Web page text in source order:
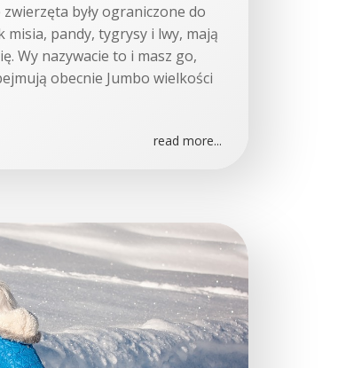
były ograniczone do
pandy, tygrysy i lwy, mają
Wy nazywacie to i masz go,
obecnie Jumbo wielkości
read more...